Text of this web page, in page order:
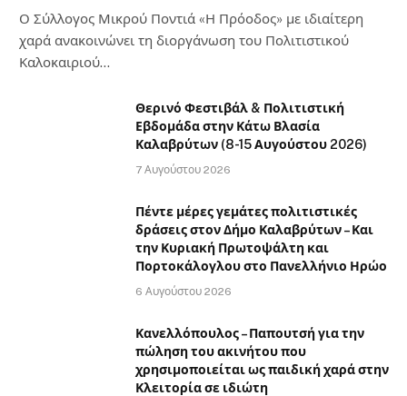
Ο Σύλλογος Μικρού Ποντιά «Η Πρόοδος» με ιδιαίτερη
χαρά ανακοινώνει τη διοργάνωση του Πολιτιστικού
Καλοκαιριού…
Θερινό Φεστιβάλ & Πολιτιστική
Εβδομάδα στην Κάτω Βλασία
Καλαβρύτων (8-15 Αυγούστου 2026)
7 Αυγούστου 2026
Πέντε μέρες γεμάτες πολιτιστικές
δράσεις στον Δήμο Καλαβρύτων – Και
την Κυριακή Πρωτοψάλτη και
Πορτοκάλογλου στο Πανελλήνιο Ηρώο
6 Αυγούστου 2026
Κανελλόπουλος – Παπουτσή για την
πώληση του ακινήτου που
χρησιμοποιείται ως παιδική χαρά στην
Κλειτορία σε ιδιώτη